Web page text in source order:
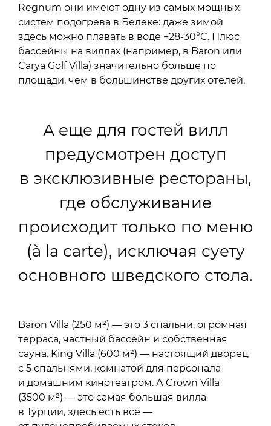
Regnum они имеют одну из самых мощных
систем подогрева в Белеке: даже зимой
здесь можно плавать в воде +28-30°C. Плюс
бассейны на виллах (например, в Baron или
Carya Golf Villa) значительно больше по
площади, чем в большинстве других отелей.
А еще для гостей вилл
предусмотрен доступ
в эксклюзивные рестораны,
где обслуживание
происходит только по меню
(à la carte), исключая суету
основного шведского стола.
Baron Villa (250 м²) — это 3 спальни, огромная
терраса, частный бассейн и собственная
сауна. King Villa (600 м²) — настоящий дворец
с 5 спальнями, комнатой для персонала
и домашним кинотеатром. А Crown Villa
(3500 м²) — это самая большая вилла
в Турции, здесь есть всё —